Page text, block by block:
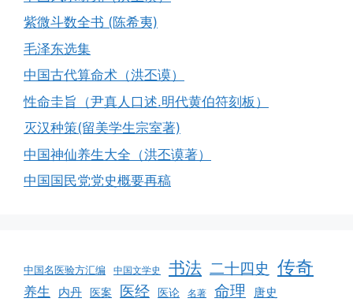
紫微斗数全书 (陈希夷)
毛泽东选集
中国古代算命术（洪丕谟）
性命圭旨（尹真人口述.明代黄伯符刻板）
灭汉种策(留美学生宗室著)
中国神仙养生大全（洪丕谟著）
中国国民党党史概要再稿
中国名医验方汇编 中国文学史 书法 二十四史 传奇
养生 内丹 医案 医经 医论 名著 命理 唐史